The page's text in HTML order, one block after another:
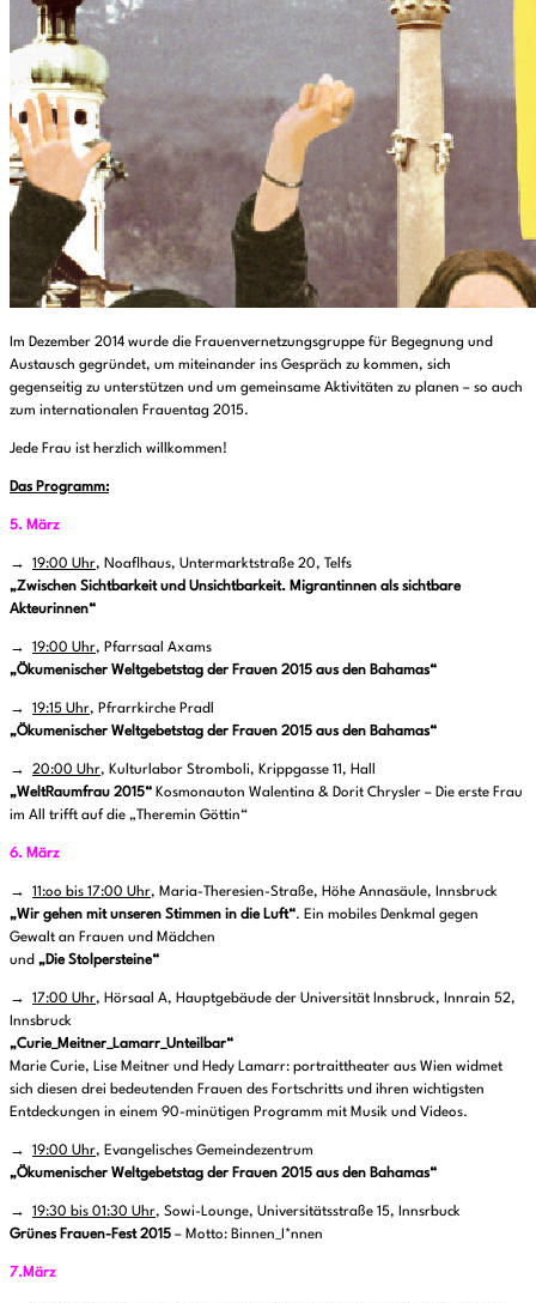
Im Dezember 2014 wurde die Frauenvernetzungsgruppe für Begegnung und
Austausch gegründet, um miteinander ins Gespräch zu kommen, sich
gegenseitig zu unterstützen und um gemeinsame Aktivitäten zu planen – so auch
zum internationalen Frauentag 2015.
Jede Frau ist herzlich willkommen!
Das Programm:
5. März
→ 19:00 Uhr, Noaflhaus, Untermarktstraße 20, Telfs
„Zwischen Sichtbarkeit und Unsichtbarkeit. Migrantinnen als sichtbare
Akteurinnen“
→ 19:00 Uhr, Pfarrsaal Axams
„Ökumenischer Weltgebetstag der Frauen 2015 aus den Bahamas“
→ 19:15 Uhr, Pfrarrkirche Pradl
„Ökumenischer Weltgebetstag der Frauen 2015 aus den Bahamas“
→ 20:00 Uhr, Kulturlabor Stromboli, Krippgasse 11, Hall
„WeltRaumfrau 2015“ Kosmonauton Walentina & Dorit Chrysler – Die erste Frau
im All trifft auf die „Theremin Göttin“
6. März
→ 11:oo bis 17:00 Uhr, Maria-Theresien-Straße, Höhe Annasäule, Innsbruck
„Wir gehen mit unseren Stimmen in die Luft“. Ein mobiles Denkmal gegen
Gewalt an Frauen und Mädchen
und „Die Stolpersteine“
→ 17:00 Uhr, Hörsaal A, Hauptgebäude der Universität Innsbruck, Innrain 52,
Innsbruck
„Curie_Meitner_Lamarr_Unteilbar“
Marie Curie, Lise Meitner und Hedy Lamarr: portraittheater aus Wien widmet
sich diesen drei bedeutenden Frauen des Fortschritts und ihren wichtigsten
Entdeckungen in einem 90-minütigen Programm mit Musik und Videos.
→ 19:00 Uhr, Evangelisches Gemeindezentrum
„Ökumenischer Weltgebetstag der Frauen 2015 aus den Bahamas“
→ 19:30 bis 01:30 Uhr, Sowi-Lounge, Universitätsstraße 15, Innsrbuck
Grünes Frauen-Fest 2015 – Motto: Binnen_I*nnen
7.März